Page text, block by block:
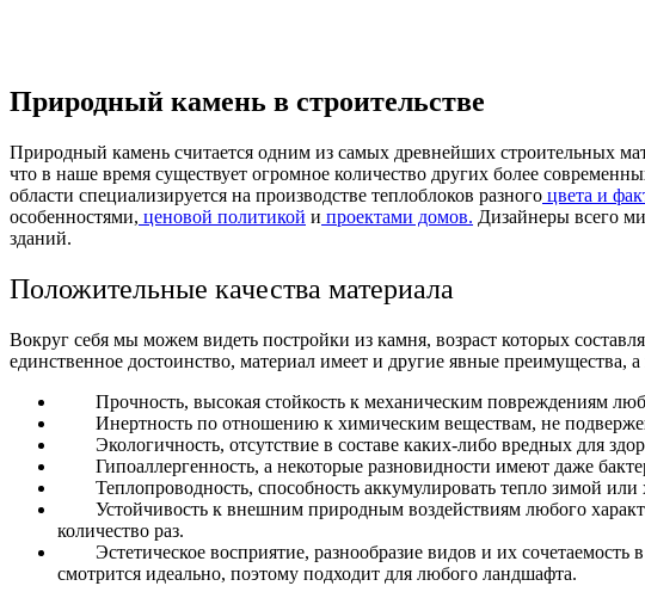
Природный камень в строительстве
Природный камень считается одним из самых древнейших строительных
что в наше время существует огромное количество других более
области специализируется на производстве теплоблоков разного цвета и
особенностями, ценовой политикой и проектами домов. Дизайнеры всего
зданий.
Положительные качества материала
Вокруг себя мы можем видеть постройки из камня, возраст которых
единственное достоинство, материал имеет и другие явные преимущества,
Прочность, высокая стойкость к механическим повреждениям
Инертность по отношению к химическим веществам, не
Экологичность, отсутствие в составе каких-либо вредных для
Гипоаллергенность, а некоторые разновидности имеют даже
Теплопроводность, способность аккумулировать тепло зимой
Устойчивость к внешним природным воздействиям любого
количество раз.
Эстетическое восприятие, разнообразие видов и их
смотрится идеально, поэтому подходит для любого ландшафта.